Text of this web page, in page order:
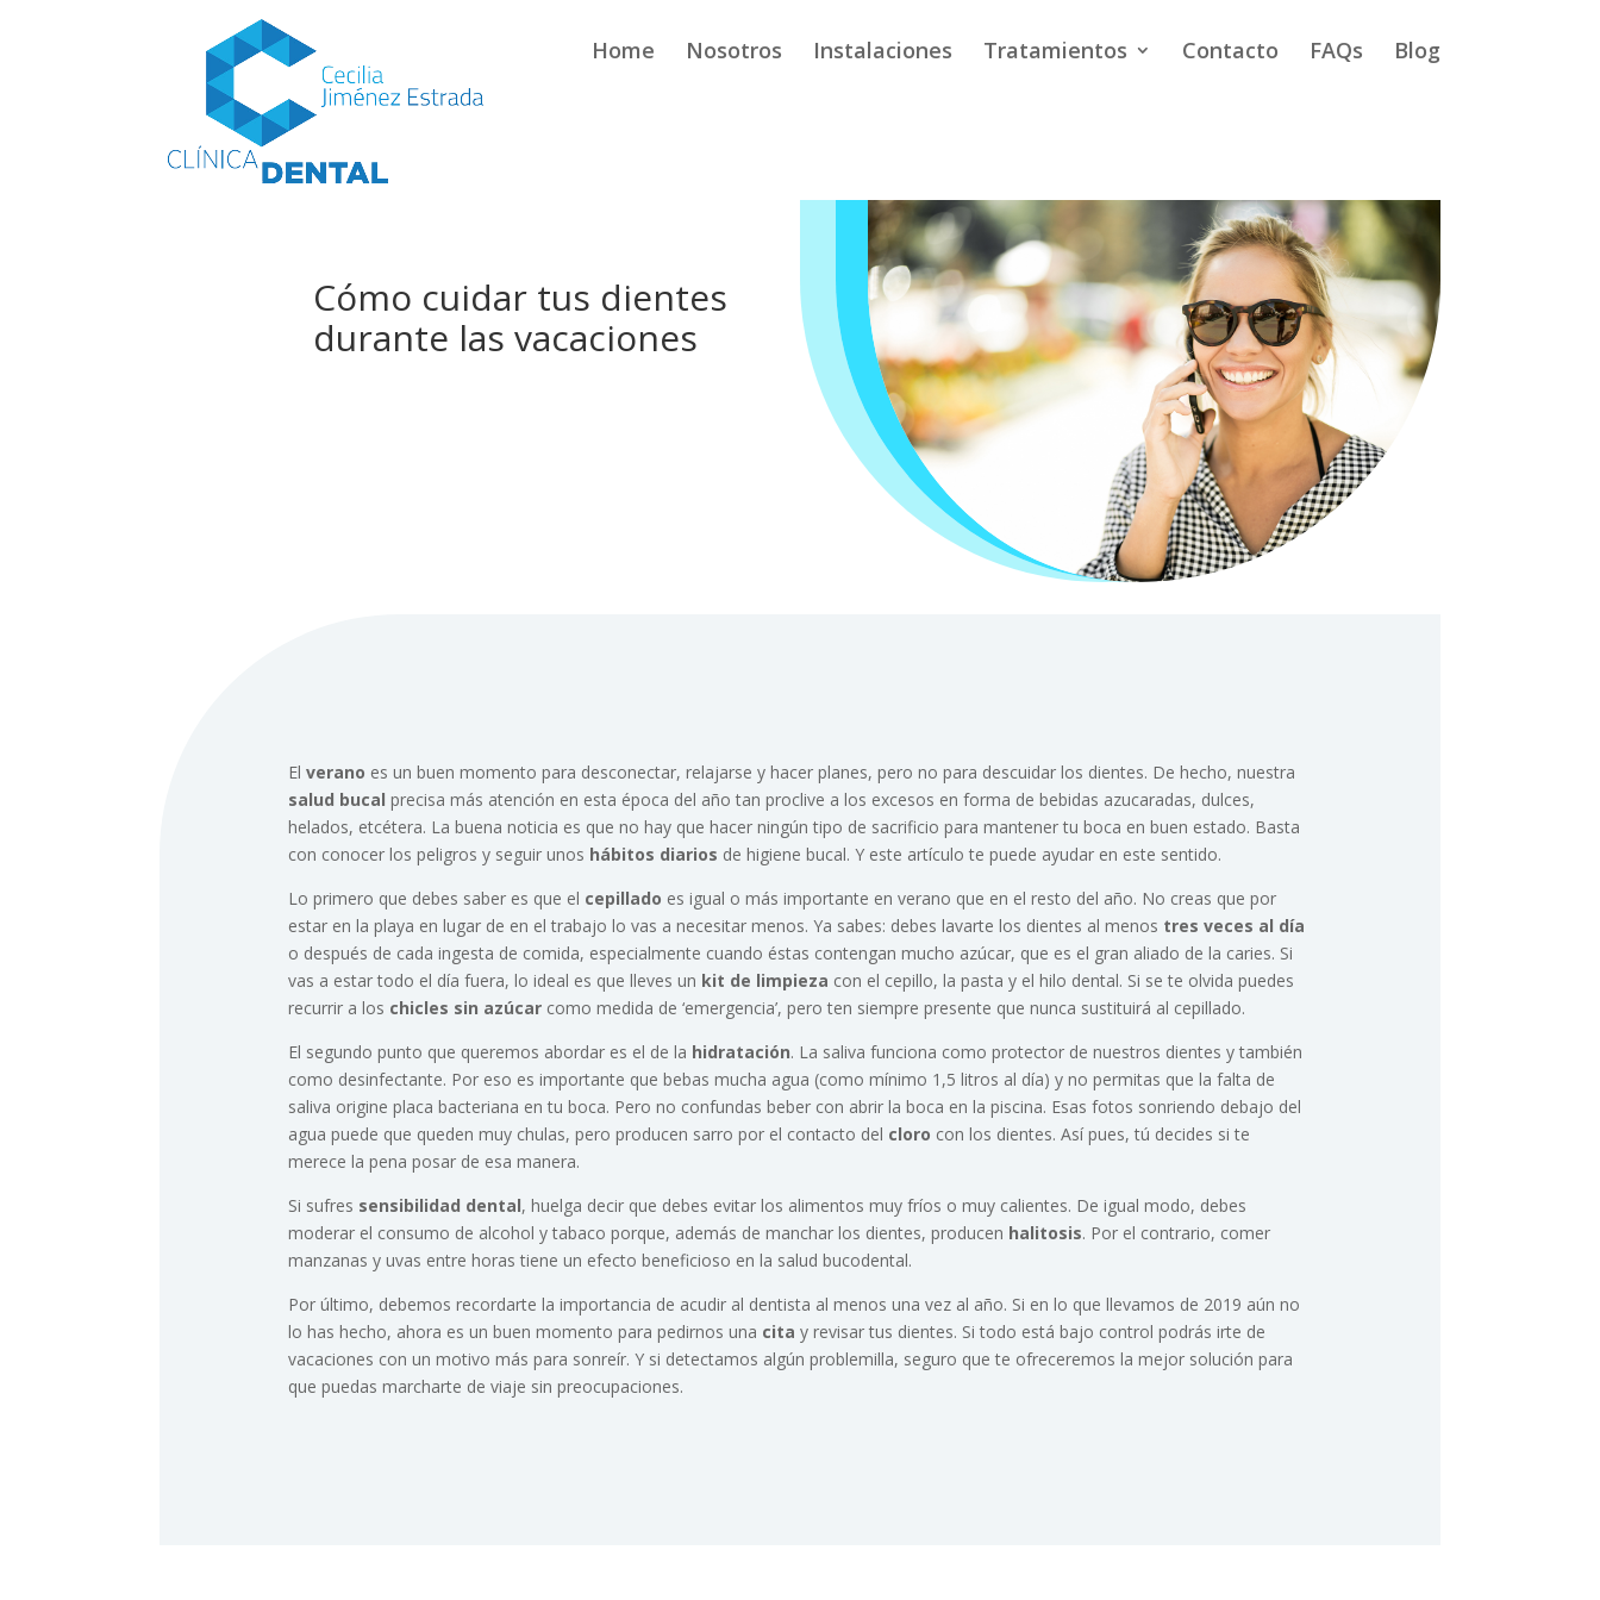
Home Nosotros Instalaciones Tratamientos Contacto FAQs Blog
Cómo cuidar tus dientes
durante las vacaciones
El verano es un buen momento para desconectar, relajarse y hacer planes, pero no para descuidar los dientes. De hecho, nuestra
salud bucal precisa más atención en esta época del año tan proclive a los excesos en forma de bebidas azucaradas, dulces,
helados, etcétera. La buena noticia es que no hay que hacer ningún tipo de sacrificio para mantener tu boca en buen estado. Basta
con conocer los peligros y seguir unos hábitos diarios de higiene bucal. Y este artículo te puede ayudar en este sentido.
Lo primero que debes saber es que el cepillado es igual o más importante en verano que en el resto del año. No creas que por
estar en la playa en lugar de en el trabajo lo vas a necesitar menos. Ya sabes: debes lavarte los dientes al menos tres veces al día
o después de cada ingesta de comida, especialmente cuando éstas contengan mucho azúcar, que es el gran aliado de la caries. Si
vas a estar todo el día fuera, lo ideal es que lleves un kit de limpieza con el cepillo, la pasta y el hilo dental. Si se te olvida puedes
recurrir a los chicles sin azúcarcomo medida de ‘emergencia’, pero ten siempre presente que nunca sustituirá al cepillado.
El segundo punto que queremos abordar es el de la hidratación. La saliva funciona como protector de nuestros dientes y también
como desinfectante. Por eso es importante que bebas mucha agua (como mínimo 1,5 litros al día) y no permitas que la falta de
saliva origine placa bacteriana en tu boca. Pero no confundas beber con abrir la boca en la piscina. Esas fotos sonriendo debajo del
agua puede que queden muy chulas, pero producen sarro por el contacto del cloro con los dientes. Así pues, tú decides si te
merece la pena posar de esa manera.
Si sufres sensibilidad dental, huelga decir que debes evitar los alimentos muy fríos o muy calientes. De igual modo, debes
moderar el consumo de alcohol y tabaco porque, además de manchar los dientes, producen halitosis. Por el contrario, comer
manzanas y uvas entre horas tiene un efecto beneficioso en la salud bucodental.
Por último, debemos recordarte la importancia de acudir al dentista al menos una vez al año. Si en lo que llevamos de 2019 aún no
lo has hecho, ahora es un buen momento para pedirnos una cita y revisar tus dientes. Si todo está bajo control podrás irte de
vacaciones con un motivo más para sonreír. Y si detectamos algún problemilla, seguro que te ofreceremos la mejor solución para
que puedas marcharte de viaje sin preocupaciones.